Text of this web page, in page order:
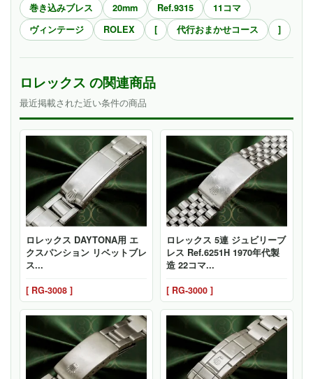
巻き込みブレス
20mm Ref.9315
11コマ
ヴィンテージ
ROLEX [ 代行おまかせコース ]
ロレックス の関連商品
最近掲載された近い条件の商品
ロレックス DAYTONA用 エ
クスパンション リベットブレ
ス...
[ RG-3008 ]
ロレックス 5連 ジュビリーブ
レス Ref.6251H 1970年代製
造 22コマ...
[ RG-3000 ]